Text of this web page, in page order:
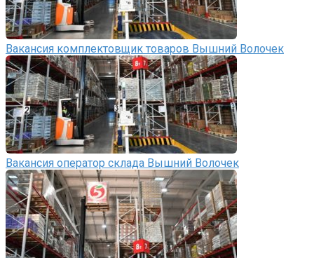
Вакансия комплектовщик товаров Вышний Волочек
Вакансия оператор склада Вышний Волочек